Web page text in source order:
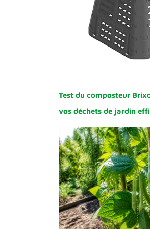
Test du composteur
vos déchets de jardin